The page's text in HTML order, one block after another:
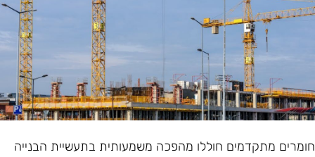
מתקדמים חוללו מהפכה משמעותית בתעשיית הבנייה